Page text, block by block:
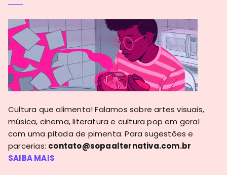
Cultura que alimenta! Falamos sobre artes visuais,
música, cinema, literatura e cultura pop em geral
com uma pitada de pimenta. Para sugestões e
parcerias: contato@sopaalternativa.com.br
SAIBA MAIS